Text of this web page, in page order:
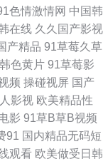
日美 久久国产精品区
美女足交91 国产素
人妻 一级a黄 爱豆传
五月激情网站 韩国无
线视频国产 日本A片
色情激情网 中国韩
在线 久久国产影视
产精品 91草莓久草
色黄片 91草莓影
频 操碰视屏 国产
影视 欧美精品性
影 91草B草B视频
91 国内精品无码短
观看 欧美做受日韩